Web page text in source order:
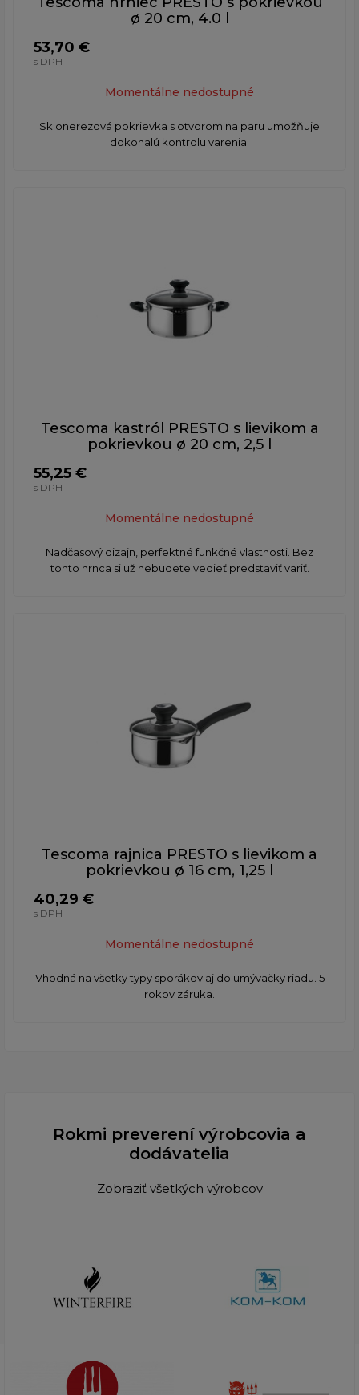
ø 20 cm, 4.0 l
53,70 €
s DPH
Momentálne nedostupné
Sklonerezová pokrievka s otvorom na paru umožňuje
dokonalú kontrolu varenia.
Tescoma kastról PRESTO s lievikom a
pokrievkou ø 20 cm, 2,5 l
55,25 €
s DPH
Momentálne nedostupné
Nadčasový dizajn, perfektné funkčné vlastnosti. Bez
tohto hrnca si už nebudete vedieť predstaviť variť.
Tescoma rajnica PRESTO s lievikom a
pokrievkou ø 16 cm, 1,25 l
40,29 €
s DPH
Momentálne nedostupné
Vhodná na všetky typy sporákov aj do umývačky riadu. 5
rokov záruka.
Rokmi preverení výrobcovia a
dodávatelia
Zobraziť všetkých výrobcov